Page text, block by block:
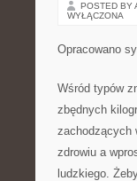
POSTED BY
WYŁĄCZONA
Opracowano
Wśród typów
zbędnych
zachodzących
zdrowiu a
ludzkiego.